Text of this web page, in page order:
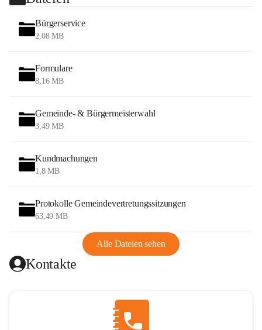
Bürgerservice
2,08 MB
Formulare
8,16 MB
Gemeinde- & Bürgermeisterwahl
3,49 MB
Kundmachungen
1,8 MB
Protokolle Gemeindevertretungssitzungen
63,49 MB
Alle Dateien sehen
Kontakte